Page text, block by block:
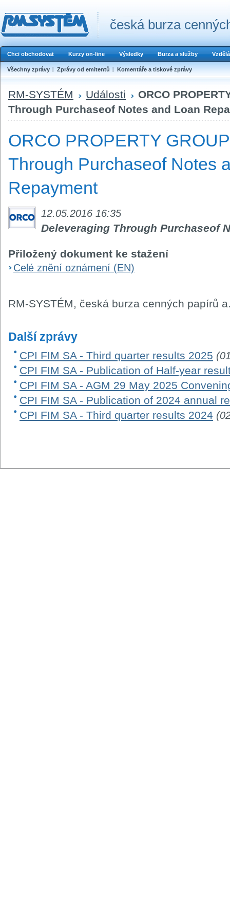
česká burza
Chci obchodovat Kurzy on-line Výsledky Burza a služby
Všechny zprávy Zprávy od emitentů Komentáře a tiskové zprávy
RM-SYSTÉM Události
ORCO
Through Purchaseof Notes and Loan
ORCO PROPERTY
Through Purchaseof Notes
Repayment
12.05.2016 16:35
Deleveraging Through Purchaseof
Přiložený dokument ke stažení
Celé znění oznámení (EN)
RM-SYSTÉM, česká burza cenných papírů
Další zprávy
CPI FIM SA - Third quarter results 2025
CPI FIM SA - Publication of Half-year
CPI FIM SA - AGM 29 May 2025
CPI FIM SA - Publication of 2024 annual
CPI FIM SA - Third quarter results 2024